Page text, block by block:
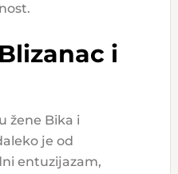
i
žene Bika i
je od
entuzijazam,